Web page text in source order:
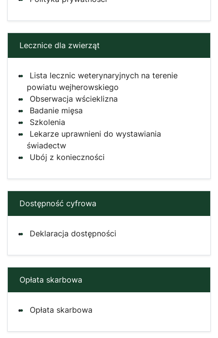
Lecznice dla zwierząt
Lista lecznic weterynaryjnych na terenie
powiatu wejherowskiego
Obserwacja wścieklizna
Badanie mięsa
Szkolenia
Lekarze uprawnieni do wystawiania
świadectw
Ubój z konieczności
Dostępność cyfrowa
Deklaracja dostępności
Opłata skarbowa
Opłata skarbowa